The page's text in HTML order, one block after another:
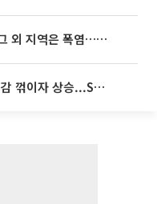
동해안은 시간당 80㎜ 폭우, 그 외 지역은 폭염…‘극과 극 날씨’
뉴욕증시, 연준 금리인상 기대감 꺾이자 상승...S&P500 사상 최고치 [종합]